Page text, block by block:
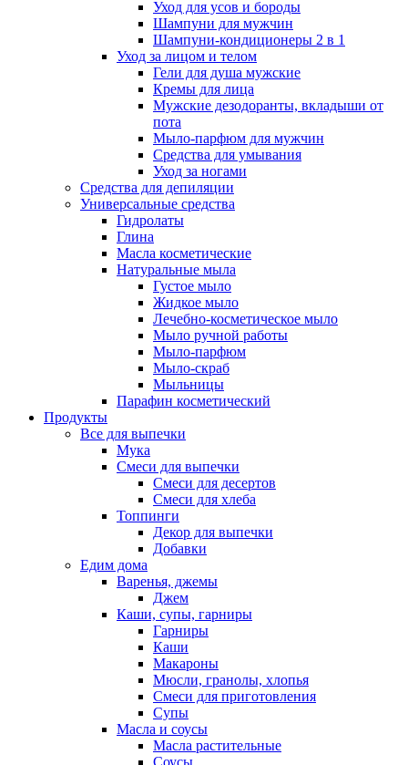
Уход для усов и бороды
Шампуни для мужчин
Шампуни-кондиционеры 2 в 1
Уход за лицом и телом
Гели для душа мужские
Кремы для лица
Мужские дезодоранты, вкладыши от
пота
Мыло-парфюм для мужчин
Средства для умывания
Уход за ногами
Средства для депиляции
Универсальные средства
Гидролаты
Глина
Масла косметические
Натуральные мыла
Густое мыло
Жидкое мыло
Лечебно-косметическое мыло
Мыло ручной работы
Мыло-парфюм
Мыло-скраб
Мыльницы
Парафин косметический
Продукты
Все для выпечки
Мука
Смеси для выпечки
Смеси для десертов
Смеси для хлеба
Топпинги
Декор для выпечки
Добавки
Едим дома
Варенья, джемы
Джем
Каши, супы, гарниры
Гарниры
Каши
Макароны
Мюсли, гранолы, хлопья
Смеси для приготовления
Супы
Масла и соусы
Масла растительные
Соусы